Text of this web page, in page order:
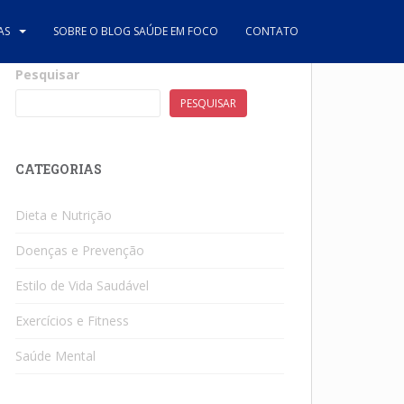
SOBRE O BLOG SAÚDE EM FOCO CONTATO
Pesquisar
PESQUISAR
CATEGORIAS
Dieta e Nutrição
Doenças e Prevenção
Estilo de Vida Saudável
Exercícios e Fitness
Saúde Mental